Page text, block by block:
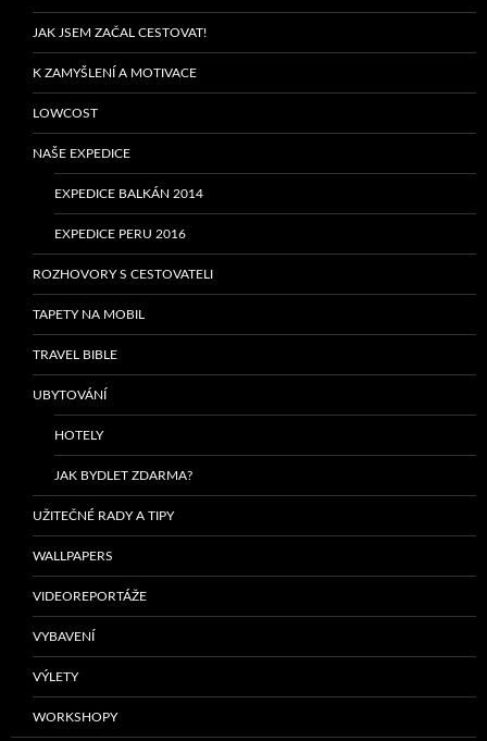
JAK JSEM ZAČAL CESTOVAT!
K ZAMYŠLENÍ A MOTIVACE
LOWCOST
NAŠE EXPEDICE
EXPEDICE BALKÁN 2014
EXPEDICE PERU 2016
ROZHOVORY S CESTOVATELI
TAPETY NA MOBIL
TRAVEL BIBLE
UBYTOVÁNÍ
HOTELY
JAK BYDLET ZDARMA?
UŽITEČNÉ RADY A TIPY
WALLPAPERS
VIDEOREPORTÁŽE
VYBAVENÍ
VÝLETY
WORKSHOPY